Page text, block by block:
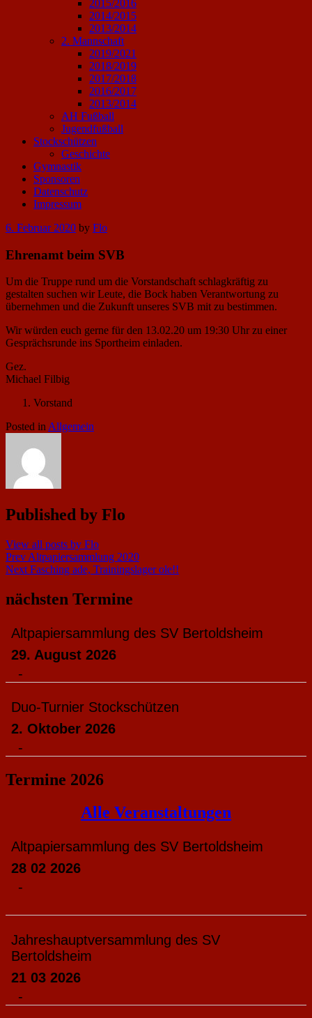
2015/2016
2014/2015
2013/2014
2. Mannschaft
2019/2021
2018/2019
2017/2018
2016/2017
2013/2014
AH Fußball
Jugendfußball
Stockschützen
Geschichte
Gymnastik
Sponsoren
Datenschutz
Impressum
Posted
6. Februar 2020 by Flo
Ehrenamt beim SVB
Um die Truppe rund um die Vorstandschaft schlagkräftig zu
gestalten suchen wir Leute, die Bock haben Verantwortung zu
übernehmen und die Zukunft unseres SVB mit zu bestimmen.
Wir würden euch gerne für den 13.02.20 um 19:30 Uhr zu einer
Gesprächsrunde ins Sportheim einladen.
Gez.
Michael Filbig
Vorstand
Posted inAllgemein
Published by Flo
View all posts by Flo
Beitragsnavigation
Prev Altpapiersammlung 2020
Next Fasching ade, Trainingslager ole!!
nächsten Termine
Altpapiersammlung des SV Bertoldsheim
29. August 2026
-
Duo-Turnier Stockschützen
2. Oktober 2026
-
Termine 2026
Alle Veranstaltungen
Altpapiersammlung des SV Bertoldsheim
28 02 2026
-
Jahreshauptversammlung des SV
Bertoldsheim
21 03 2026
-